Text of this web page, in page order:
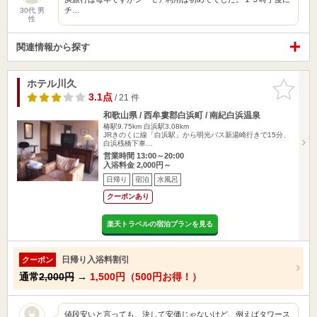
30代 男
性
チ…
関連情報から探す
お気に入
りに追加
ホテル川久
3.1点/ 21 件
和歌山県 / 西牟婁郡白浜町 / 南紀白浜温泉
椿駅9.75km 白浜駅3.08km
JRきのくに線「白浜駅」から明光バス新湯崎行きで15分、
白浜桟橋下車…
営業時間 13:00～20:00
入浴料金 2,000円～
日帰り 宿泊 水風呂
クーポンあり
楽天トラベルの宿泊プランを見る
クーポン 日帰り入浴料割引
通常2,000円 → 1,500円（500円お得！）
値段安いと言っても、決して安価じゃないけど、例えばタワース